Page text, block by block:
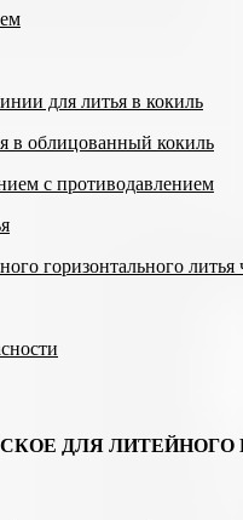
для литья в кокиль
в облицованный кокиль
с противодавлением
горизонтального литья
ДЛЯ ЛИТЕЙНОГО